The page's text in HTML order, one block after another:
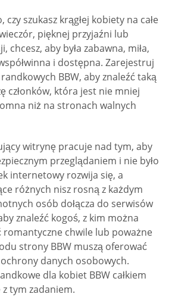
szukasz krągłej kobiety na całe
pięknej przyjaźni lub
chcesz, aby była zabawna, miła,
i dostępna. Zarejestruj
BBW, aby znaleźć taką
członków, która jest nie mniej
niż na stronach walnych
witrynę pracuje nad tym, aby
przeglądaniem i nie było
internetowy rozwija się, a
różnych nisz rosną z każdym
osób dołącza do serwisów
znaleźć kogoś, z kim można
romantyczne chwile lub poważne
strony BBW muszą oferować
danych osobowych.
dla kobiet BBW całkiem
tym zadaniem.